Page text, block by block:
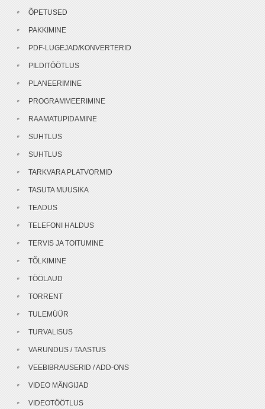
ÕPETUSED
PAKKIMINE
PDF-LUGEJAD/KONVERTERID
PILDITÖÖTLUS
PLANEERIMINE
PROGRAMMEERIMINE
RAAMATUPIDAMINE
SUHTLUS
SUHTLUS
TARKVARA PLATVORMID
TASUTA MUUSIKA
TEADUS
TELEFONI HALDUS
TERVIS JA TOITUMINE
TÕLKIMINE
TÖÖLAUD
TORRENT
TULEMÜÜR
TURVALISUS
VARUNDUS / TAASTUS
VEEBIBRAUSERID / ADD-ONS
VIDEO MÄNGIJAD
VIDEOTÖÖTLUS